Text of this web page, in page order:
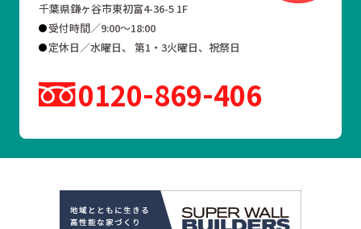
千葉県鎌ヶ谷市東初富4-36-5 1F
受付時間／9:00～18:00
定休日／水曜日、 第1・3火曜日、祝祭日
0120 869 406